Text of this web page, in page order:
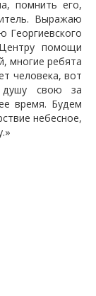
помнить его,
Выражаю
Георгиевского
помощи
многие ребята
человека, вот
свою за
время. Будем
небесное,